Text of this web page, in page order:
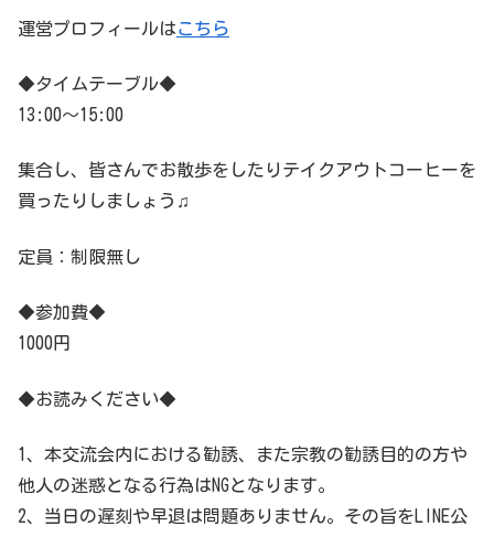
運営プロフィールはこちら
◆タイムテーブル◆
13:00〜15:00
集合し、皆さんでお散歩をしたりテイクアウトコーヒーを
買ったりしましょう♫
定員：制限無し
◆参加費◆
1000円
◆お読みください◆
1、本交流会内における勧誘、また宗教の勧誘目的の方や
他人の迷惑となる行為はNGとなります。
2、当日の遅刻や早退は問題ありません。その旨をLINE公